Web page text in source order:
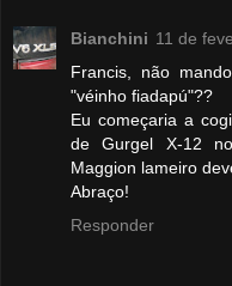
Bianchini 11 de
Francis, não
"véinho fiadapú"??
Eu começaria a
de Gurgel X-12
Maggion lameiro
Abraço!
Responder